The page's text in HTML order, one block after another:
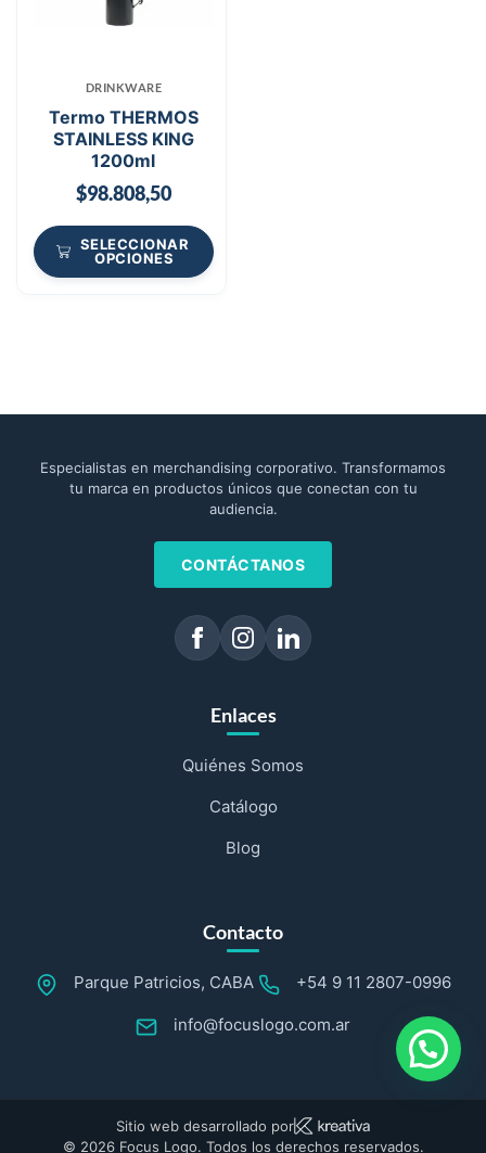
DRINKWARE
Termo THERMOS
STAINLESS KING
1200ml
$98.808,50
SELECCIONAR
OPCIONES
Especialistas en merchandising corporativo. Transformamos
tu marca en productos únicos que conectan con tu
audiencia.
CONTÁCTANOS
Enlaces
Quiénes Somos
Catálogo
Blog
Contacto
Parque Patricios, CABA +54 9 11 2807-0996
info@focuslogo.com.ar
© 2026 Focus Logo. Todos los derechos reservados.
Sitio web desarrollado por